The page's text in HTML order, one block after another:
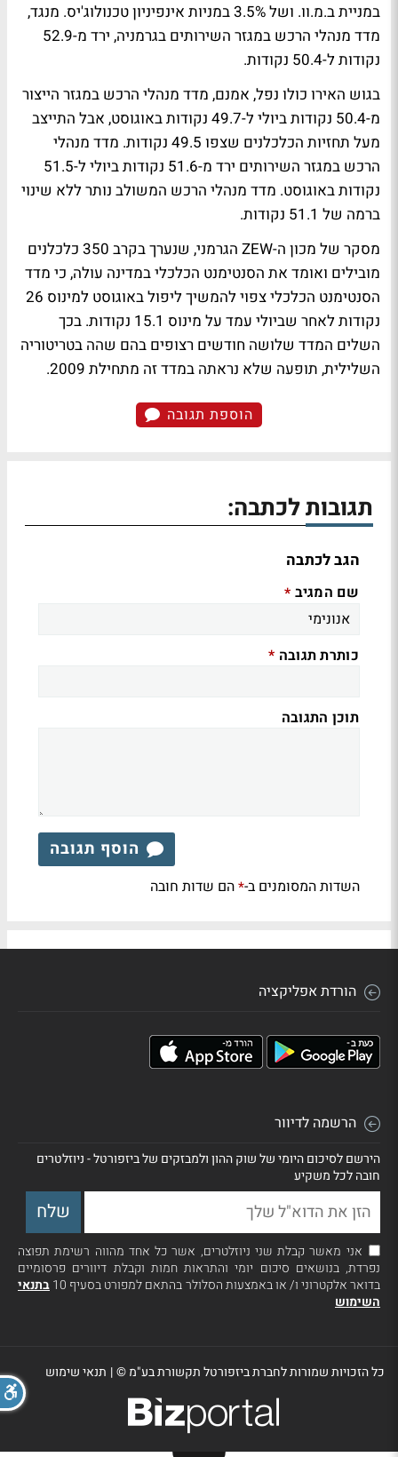
במניית ב.מ.וו. ושל 3.5% במניות אינפיניון טכנולוג'יס. מנגד,
מדד מנהלי הרכש במגזר השירותים בגרמניה, ירד מ-52.9
נקודות ל-50.4 נקודות.
בגוש האירו כולו נפל, אמנם, מדד מנהלי הרכש במגזר הייצור
מ-50.4 נקודות ביולי ל-49.7 נקודות באוגוסט, אבל התייצב
מעל תחזיות הכלכלנים שצפו 49.5 נקודות. מדד מנהלי
הרכש במגזר השירותים ירד מ-51.6 נקודות ביולי ל-51.5
נקודות באוגוסט. מדד מנהלי הרכש המשולב נותר ללא שינוי
ברמה של 51.1 נקודות.
מסקר של מכון ה-ZEW הגרמני, שנערך בקרב 350 כלכלנים
מובילים ואומד את הסנטימנט הכלכלי במדינה עולה, כי מדד
הסנטימנט הכלכלי צפוי להמשיך ליפול באוגוסט למינוס 26
נקודות לאחר שביולי עמד על מינוס 15.1 נקודות. בכך
השלים המדד שלושה חודשים רצופים בהם שהה בטריטוריה
השלילית, תופעה שלא נראתה במדד זה מתחילת 2009.
הוספת תגובה
תגובות לכתבה:
הגב לכתבה
שם המגיב *
כותרת תגובה *
תוכן התגובה
הוסף תגובה
השדות המסומנים ב-*הם שדות חובה
הורדת אפליקציה
הרשמה לדיוור
הירשם לסיכום היומי של שוק ההון ולמבזקים של ביזפורטל - ניוזלטרים
חובה לכל משקיע
אני מאשר קבלת שני ניוזלטרים, אשר כל אחד מהווה רשימת תפוצה
נפרדת, בנושאים סיכום יומי והתראות חמות וקבלת דיוורים פרסומיים
בדואר אלקטרוני ו/ או באמצעות הסלולר בהתאם למפורט בסעיף 10
בתנאי
השימוש
כל הזכויות שמורות לחברת ביזפורטל תקשורת בע"מ ©| תנאי שימוש